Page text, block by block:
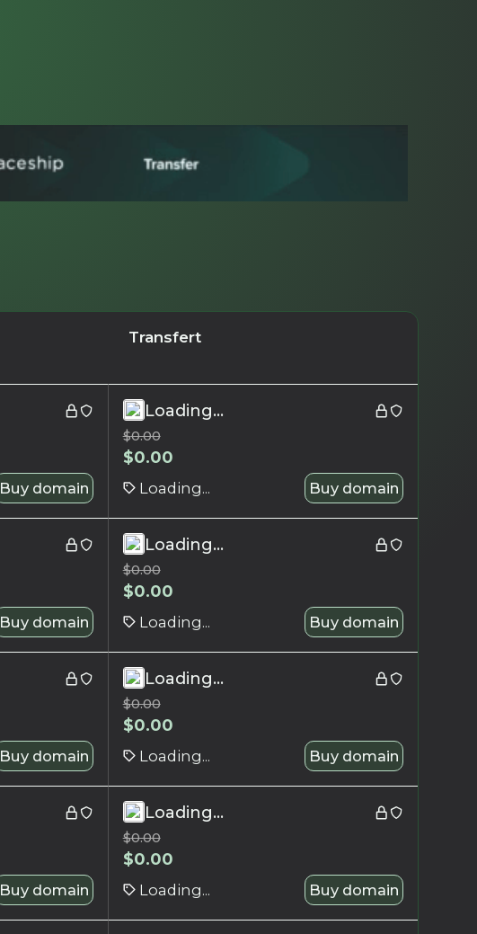
Transfert
Buy domain
Loading...
$0.00
$0.00
Loading... Buy domain
Buy domain
Loading...
$0.00
$0.00
Loading... Buy domain
Buy domain
Loading...
$0.00
$0.00
Loading... Buy domain
Buy domain
Loading...
$0.00
$0.00
Loading... Buy domain